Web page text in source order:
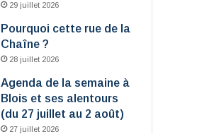
29 juillet 2026
Pourquoi cette rue de la
Chaîne ?
28 juillet 2026
Agenda de la semaine à
Blois et ses alentours
(du 27 juillet au 2 août)
27 juillet 2026